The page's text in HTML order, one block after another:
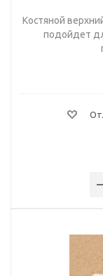
Костяной
подойдет